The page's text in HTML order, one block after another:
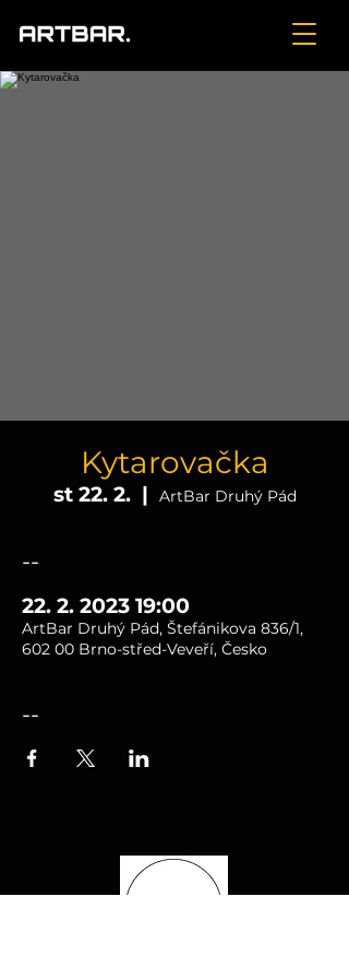
Kytarovačka
st 22. 2.
  |
ArtBar Druhý Pád
--
22. 2. 2023 19:00
ArtBar Druhý Pád, Štefánikova 836/1,
602 00 Brno-střed-Veveří, Česko
--